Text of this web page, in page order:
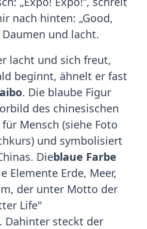
nach hinten: „Good,
und lacht.
lacht und sich freut,
beginnt, ähnelt er fast
. Die blaube Figur
des chinesischen
für Mensch (siehe Foto
und symbolisiert
Dieblaue Farbe
Elemente Erde, Meer,
der unter Motto der
Life"
Dahinter steckt der